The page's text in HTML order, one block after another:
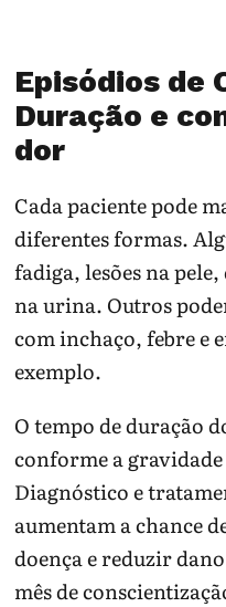
Episódios de
Duração e
dor
Cada paciente pode
diferentes formas.
fadiga, lesões na
na urina. Outros
com inchaço, febre e
exemplo.
O tempo de duração
conforme a gravidade
Diagnóstico e
aumentam a chance
doença e reduzir
mês de